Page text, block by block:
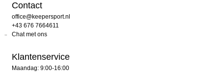
Contact
office@keepersport.nl
+43 676 7664611
Chat met ons
Klantenservice
Maandag: 9:00-16:00